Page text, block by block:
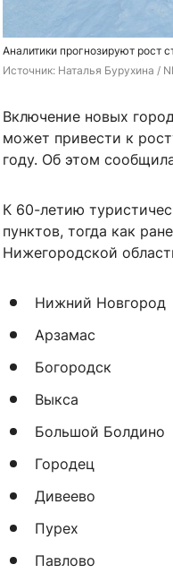
Аналитики прогнозируют рост
Источник: Наталья Бурухина /
Включение новых
может привести к
году. Об этом
К 60-летию
пунктов, тогда как
Нижегородской
Нижний Новгород
Арзамас
Богородск
Выкса
Большой Болдино
Городец
Дивеево
Пурех
Павлово